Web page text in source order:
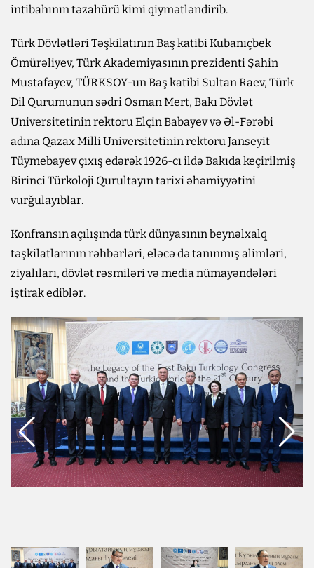
intibahının təzahürü kimi qiymətləndirib.
Türk Dövlətləri Təşkilatının Baş katibi Kubanıçbek
Ömürəliyev, Türk Akademiyasının prezidenti Şahin
Mustafayev, TÜRKSOY-un Baş katibi Sultan Raev, Türk
Dil Qurumunun sədri Osman Mert, Bakı Dövlət
Universitetinin rektoru Elçin Babayev və Əl-Fərəbi
adına Qazax Milli Universitetinin rektoru Janseyit
Tüymebayev çıxış edərək 1926-cı ildə Bakıda keçirilmiş
Birinci Türkoloji Qurultayın tarixi əhəmiyyətini
vurğulayıblar.
Konfransın açılışında türk dünyasının beynəlxalq
təşkilatlarının rəhbərləri, eləcə də tanınmış alimləri,
ziyalıları, dövlət rəsmiləri və media nümayəndələri
iştirak ediblər.